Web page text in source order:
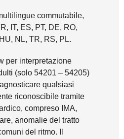
commutabile,
IT, ES, PT, DE, RO,
NL, TR, RS, PL.
per interpretazione
(solo 54201 – 54205)
qualsiasi
riconoscibile tramite
compreso IMA,
anomalie del tratto
del ritmo. Il